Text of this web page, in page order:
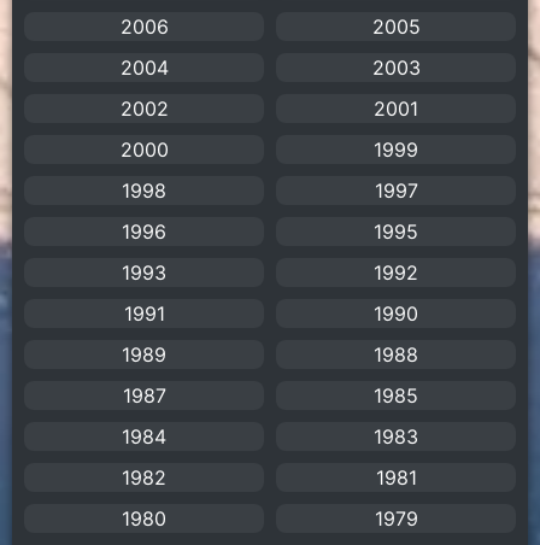
2006
2005
2004
2003
2002
2001
2000
1999
1998
1997
1996
1995
1993
1992
1991
1990
1989
1988
1987
1985
1984
1983
1982
1981
1980
1979